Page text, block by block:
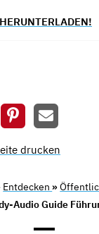
drucken
Entdecken »
Audio Guide